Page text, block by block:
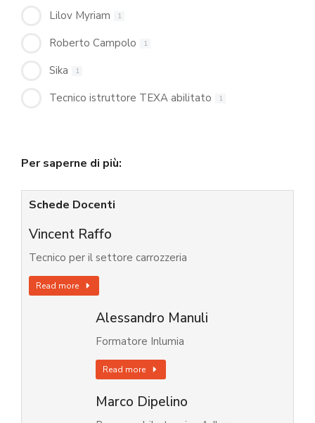
Lilov Myriam 1
Roberto Campolo 1
Sika 1
Tecnico istruttore TEXA abilitato 1
Per saperne di più:
Schede Docenti
Vincent Raffo
Tecnico per il settore carrozzeria
Read more
Alessandro Manuli
Formatore Inlumia
Read more
Marco Dipelino